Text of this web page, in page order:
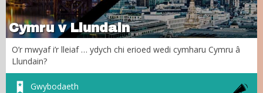
Cymru v Llundain
O’r mwyaf i’r lleiaf … ydych chi erioed wedi cymharu Cymru â
Llundain?
Gwybodaeth